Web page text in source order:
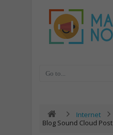
Internet
Blog Sound Cloud Post